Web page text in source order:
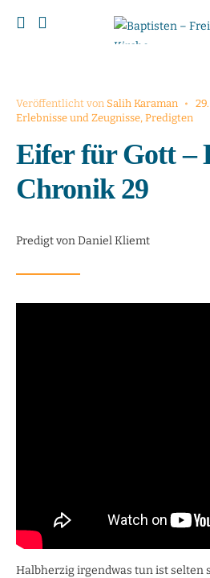
Veröffentlicht von Salih Karaman •
Erlebnisse und Zeugnisse, Predigten
Eifer für Gott –
Chronik 29
Predigt von Daniel Kliemt
Halbherzig irgendwas tun ist selten